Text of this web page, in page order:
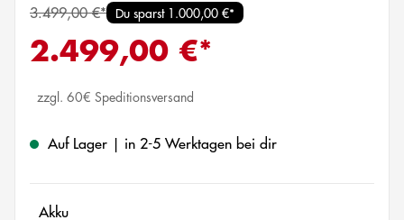
3.499,00 €* Du sparst 1.000,00 €*
2.499,00 €*
zzgl. 60€ Speditionsversand
Auf Lager | in 2-5 Werktagen bei dir
Akkuauswählen